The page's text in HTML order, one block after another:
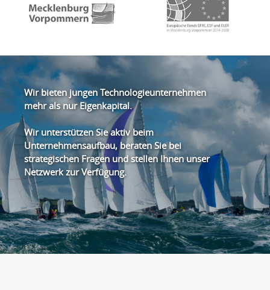
Wir bieten jungen Technologieunternehmen
mehr als nur Eigenkapital.
Wir unterstützen Sie aktiv beim
Unternehmensaufbau, beraten Sie bei
strategischen Fragen und stellen Ihnen unser
Netzwerk zur Verfügung.